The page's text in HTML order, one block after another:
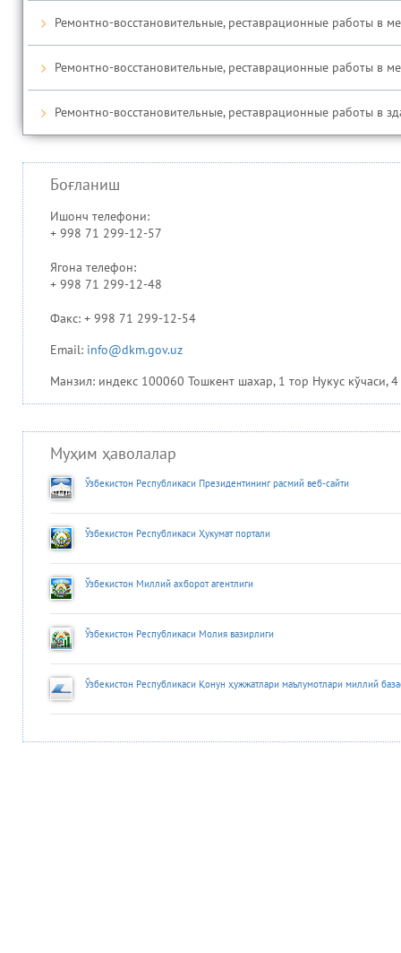
Ремонтно-восстановительные, реставрационные работы в
Ремонтно-восстановительные, реставрационные работы в
Ремонтно-восстановительные, реставрационные работы в
Боғланиш
Ишонч телефони:
+ 998 71 299-12-57
Ягона телефон:
+ 998 71 299-12-48
Факс: + 998 71 299-12-54
Email: info@dkm.gov.uz
Манзил: индекс 100060 Тошкент шахар, 1 тор Нукус кўчаси, 4
Муҳим ҳаволалар
Ўзбекистон Республикаси Президентининг расмий веб-сайти
Ўзбекистон Республикаси Ҳукумат портали
Ўзбекистон Миллий ахборот агентлиги
Ўзбекистон Республикаси Молия вазирлиги
Ўзбекистон Республикаси Қонун ҳужжатлари маълумотлари миллий